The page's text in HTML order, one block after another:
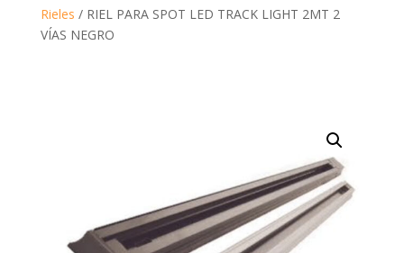
Rieles / RIEL PARA SPOT LED TRACK LIGHT 2MT 2
VÍAS NEGRO